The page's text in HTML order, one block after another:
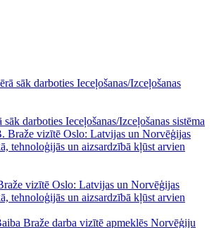
darboties Ieceļošanas/Izceļošanas sistēma
vizītē Oslo: Latvijas un Norvēģijas
tehnoloģijās un aizsardzībā kļūst arvien